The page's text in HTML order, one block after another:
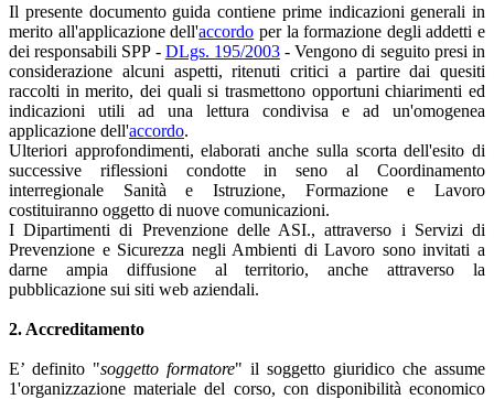
Il presente documento guida contiene prime indicazioni generali in
merito all'applicazione dell'accordo per la formazione degli addetti e
dei responsabili SPP - DLgs. 195/2003- Vengono di seguito presi in
considerazione alcuni aspetti, ritenuti critici a partire dai quesiti
raccolti in merito, dei quali si trasmettono opportuni chiarimenti ed
indicazioni utili ad una lettura condivisa e ad un'omogenea
applicazione dell'accordo.
Ulteriori approfondimenti, elaborati anche sulla scorta dell'esito di
successive riflessioni condotte in seno al Coordinamento
interregionale Sanità e Istruzione, Formazione e Lavoro
costituiranno oggetto di nuove comunicazioni.
I Dipartimenti di Prevenzione delle ASI., attraverso i Servizi di
Prevenzione e Sicurezza negli Ambienti di Lavoro sono invitati a
darne ampia diffusione al territorio, anche attraverso la
pubblicazione sui siti web aziendali.
2. Accreditamento
E’ definito "soggetto formatore" il soggetto giuridico che assume
1'organizzazione materiale del corso, con disponibilità economico